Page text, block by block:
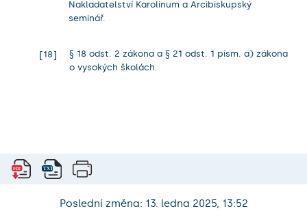
Nakladatelství Karolinum a Arcibiskupský
seminář.
18
§ 18 odst. 2 zákona a § 21 odst. 1 písm. a) zákona
o vysokých školách.
Poslední změna: 13. ledna 2025, 13:52